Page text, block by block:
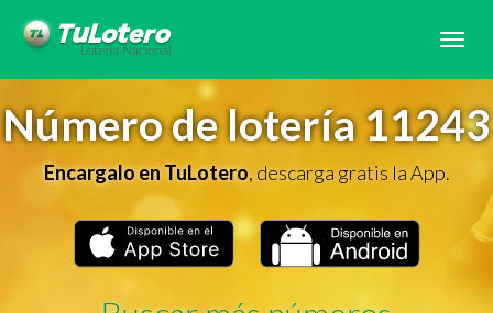
Número de lotería 11243
Encargalo en TuLotero, descarga gratis la App.